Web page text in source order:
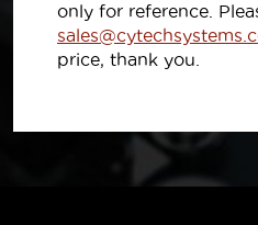
only for reference.
price, thank you.